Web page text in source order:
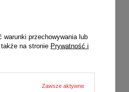
warunki przechowywania lub
na stronie Prywatność i
Zawsze aktywne